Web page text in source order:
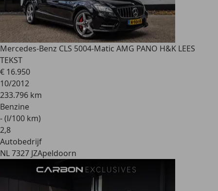
Mercedes-Benz CLS 5004-Matic AMG PANO H&K LEES
TEKST
€ 16.950
10/2012
233.796 km
Benzine
- (l/100 km)
2,8
Autobedrijf
NL 7327 JZApeldoorn